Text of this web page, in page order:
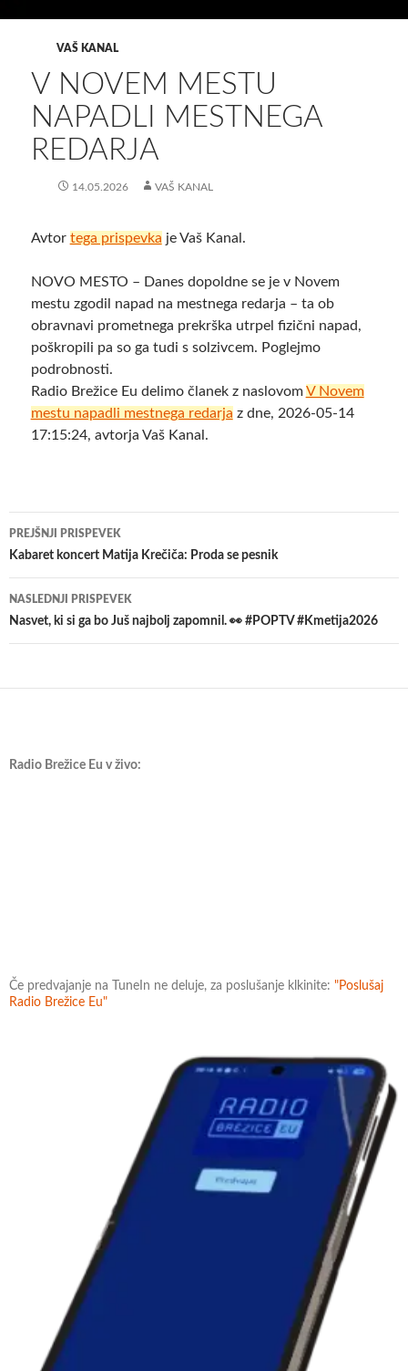
VAŠ KANAL
V NOVEM MESTU
NAPADLI MESTNEGA
REDARJA
14.05.2026 VAŠ KANAL
Avtor tega prispevka je Vaš Kanal.
NOVO MESTO – Danes dopoldne se je v Novem
mestu zgodil napad na mestnega redarja – ta ob
obravnavi prometnega prekrška utrpel fizični napad,
poškropili pa so ga tudi s solzivcem. Poglejmo
podrobnosti.
Radio Brežice Eu delimo članek z naslovomV Novem
mestu napadli mestnega redarja z dne, 2026-05-14
17:15:24, avtorja Vaš Kanal.
Krmarjenje
po
prispevkih
PREJŠNJI PRISPEVEK
Kabaret koncert Matija Krečiča: Proda se pesnik
NASLEDNJI PRISPEVEK
Nasvet, ki si ga bo Juš najbolj zapomnil. 👀 #POPTV #Kmetija2026
Radio Brežice Eu v živo:
Če predvajanje na TuneIn ne deluje, za poslušanje klkinite: "Poslušaj
Radio Brežice Eu"